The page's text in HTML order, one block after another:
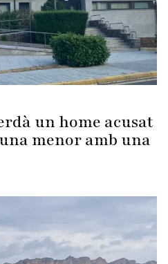
un home acusat
menor amb una